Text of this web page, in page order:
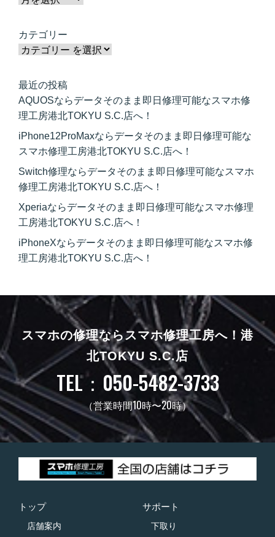
カテゴリー
最近の投稿
AQUOSならデータそのまま即日修理可能なスマホ修
理工房港北TOKYU S.C.店へ！
iPhone12ProMaxならデータそのまま即日修理可能な
スマホ修理工房港北TOKYU S.C.店へ！
Switch修理ならデータそのまま即日修理可能なスマホ
修理工房港北TOKYU S.C.店へ！
Xperiaならデータそのまま即日修理可能なスマホ修理
工房港北TOKYU S.C.店へ！
iPhoneXならデータそのまま即日修理可能なスマホ修
理工房港北TOKYU S.C.店へ！
スマホの修理ならスマホ修理工房へ！ 港
北TOKYU S.C.店
TEL：050-5482-3733
（営業時間10時〜20時）
トップ
店舗案内
サポート
下取り